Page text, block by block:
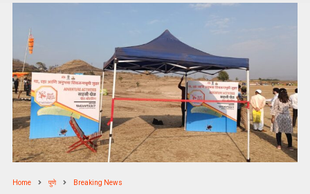
Home पुणे Breaking News